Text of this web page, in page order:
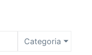
Categoria